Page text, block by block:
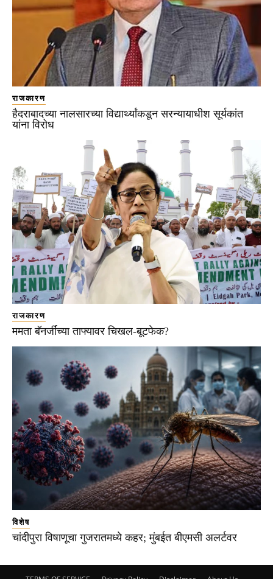
राजकारण
हैदराबादच्या नालसारच्या विद्यार्थ्यांकडून सरन्यायाधीश सूर्यकांत
यांना विरोध
राजकारण
ममता बॅनर्जींच्या ताफ्यावर चिखल-बूटफेक?
विशेष
चांदीपुरा विषाणूचा गुजरातमध्ये कहर; मुंबईत बीएमसी अलर्टवर